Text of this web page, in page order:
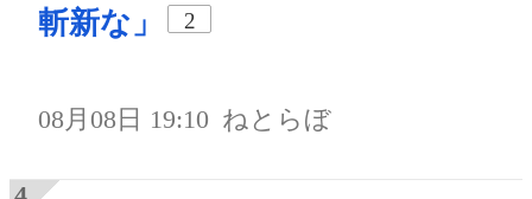
斬新な」
2
08月08日 19:10 ねとらぼ